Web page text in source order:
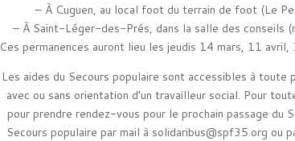
– À Cuguen, au local foot du terrain de foot (Le
– À Saint-Léger-des-Prés, dans la salle des conseils
Ces permanences auront lieu les jeudis 14 mars, 11
Les aides du Secours populaire sont accessibles à toute
avec ou sans orientation d’un travailleur social. Pour
pour prendre rendez-vous pour le prochain passage du
Secours populaire par mail à solidaribus@spf35.org